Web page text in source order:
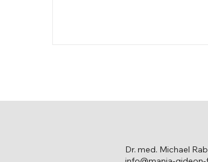
Dr. med. Michael